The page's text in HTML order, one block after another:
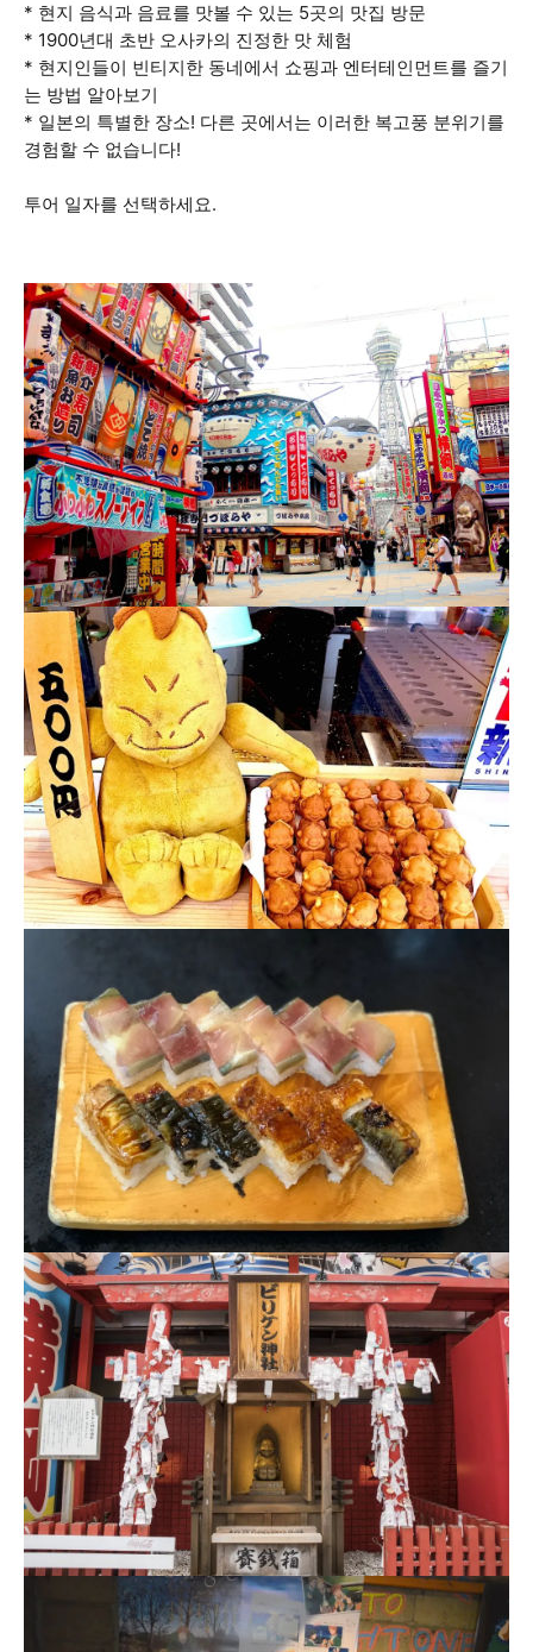
* 현지 음식과 음료를 맛볼 수 있는 5곳의 맛집 방문
* 1900년대 초반 오사카의 진정한 맛 체험
* 현지인들이 빈티지한 동네에서 쇼핑과 엔터테인먼트를 즐기
는 방법 알아보기
* 일본의 특별한 장소! 다른 곳에서는 이러한 복고풍 분위기를
경험할 수 없습니다!
투어 일자를 선택하세요.